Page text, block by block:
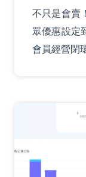
不只是會賣
眾優惠設定
會員經營閉